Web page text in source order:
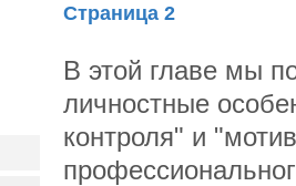
Страница 2
В этой главе мы
личностные
контроля" и